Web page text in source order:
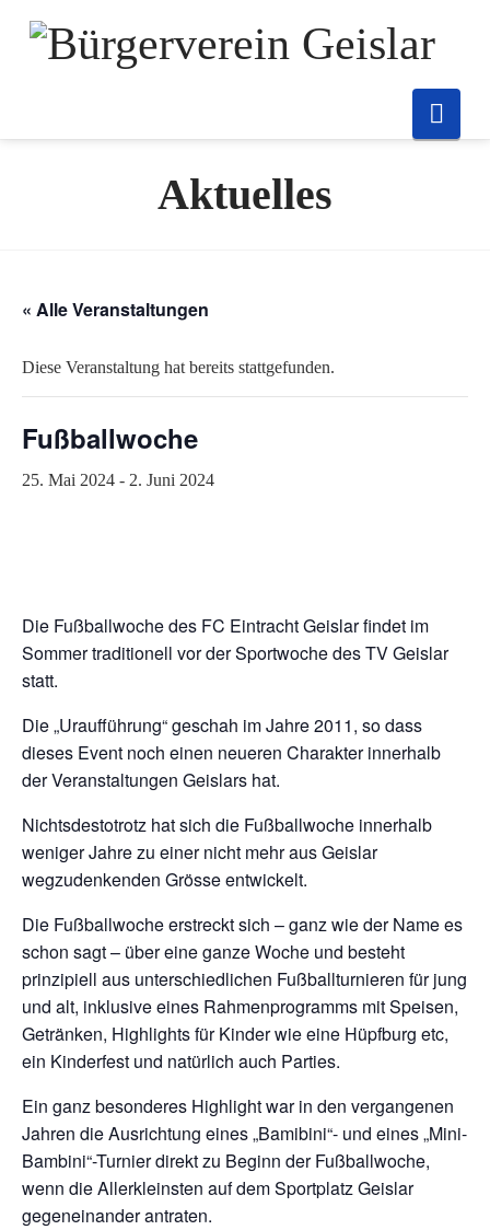
Aktuelles
« Alle Veranstaltungen
Diese Veranstaltung hat bereits stattgefunden.
Fußballwoche
25. Mai 2024 - 2. Juni 2024
Die Fußballwoche des FC Eintracht Geislar findet im
Sommer traditionell vor der Sportwoche des TV Geislar
statt.
Die „Uraufführung“ geschah im Jahre 2011, so dass
dieses Event noch einen neueren Charakter innerhalb
der Veranstaltungen Geislars hat.
Nichtsdestotrotz hat sich die Fußballwoche innerhalb
weniger Jahre zu einer nicht mehr aus Geislar
wegzudenkenden Grösse entwickelt.
Die Fußballwoche erstreckt sich – ganz wie der Name es
schon sagt – über eine ganze Woche und besteht
prinzipiell aus unterschiedlichen Fußballturnieren für jung
und alt, inklusive eines Rahmenprogramms mit Speisen,
Getränken, Highlights für Kinder wie eine Hüpfburg etc,
ein Kinderfest und natürlich auch Parties.
Ein ganz besonderes Highlight war in den vergangenen
Jahren die Ausrichtung eines „Bamibini“- und eines „Mini-
Bambini“-Turnier direkt zu Beginn der Fußballwoche,
wenn die Allerkleinsten auf dem Sportplatz Geislar
gegeneinander antraten.